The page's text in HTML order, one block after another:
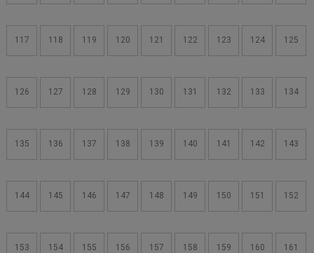
117 118 119 120 121 122 123 124 125
126 127 128 129 130 131 132 133 134
135 136 137 138 139 140 141 142 143
144 145 146 147 148 149 150 151 152
153 154 155 156 157 158 159 160 161